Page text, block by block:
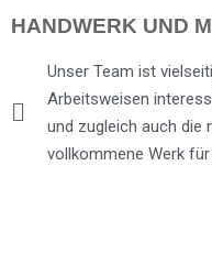
HANDWERK UND
Unser Team ist
Arbeitsweisen
und zugleich auch die
vollkommene Werk